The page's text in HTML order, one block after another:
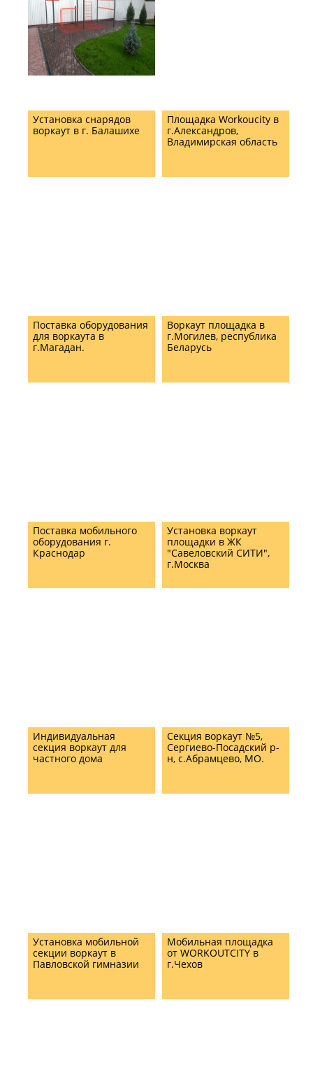
Установка снарядов
воркаут в г. Балашихе
Площадка Workoucity в
г.Александров,
Владимирская область
Поставка оборудования
для воркаута в
г.Магадан.
Воркаут площадка в
г.Могилев, республика
Беларусь
Поставка мобильного
оборудования г.
Краснодар
Установка воркаут
площадки в ЖК
"Савеловский СИТИ",
г.Москва
Индивидуальная
секция воркаут для
частного дома
Секция воркаут №5,
Сергиево-Посадский р-
н, с.Абрамцево, МО.
Установка мобильной
секции воркаут в
Павловской гимназии
Мобильная площадка
от WORKOUTCITY в
г.Чехов